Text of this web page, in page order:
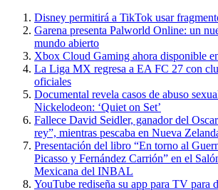
Disney permitirá a TikTok usar
Garena presenta Palworld Online: un
mundo abierto
Xbox Cloud Gaming ahora disponible
La Liga MX regresa a EA FC 27 con
oficiales
Documental revela casos de abuso
Nickelodeon: ‘Quiet on Set’
Fallece David Seidler, ganador del
rey”, mientras pescaba en Nueva
Presentación del libro “En torno al
Picasso y Fernández Carrión” en el
Mexicana del INBAL
YouTube rediseña su app para TV para